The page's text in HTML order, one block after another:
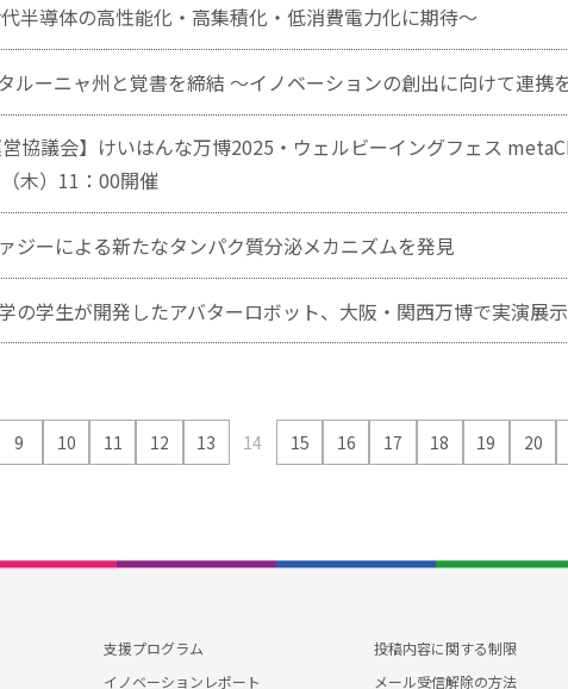
半導体の高性能化・高集積化・低消費電力化に期待～
ルーニャ州と覚書を締結 〜イノベーションの創出に向けて連
営協議会】けいはんな万博2025・ウェルビーイングフェス
木）11：00開催
ジーによる新たなタンパク質分泌メカニズムを発見
の学生が開発したアバターロボット、大阪・関西万博で実演展
9 10 11 12 13 14 15 16 17 18 19 20
支援プログラム
イノベーションレポート
投稿内容に関する制限
メール受信解除の方法